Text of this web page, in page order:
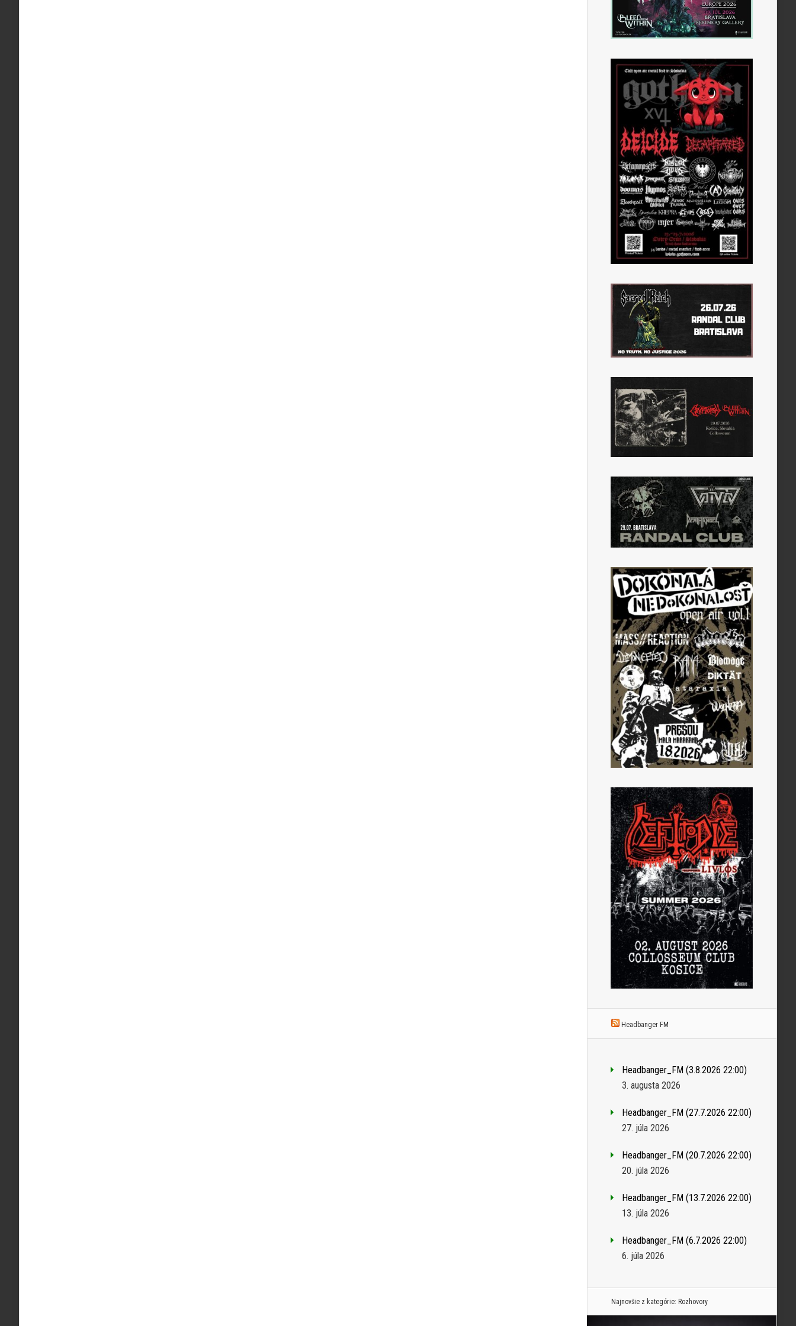
Headbanger FM
Headbanger_FM (3.8.2026 22:00)
3. augusta 2026
Headbanger_FM (27.7.2026 22:00)
27. júla 2026
Headbanger_FM (20.7.2026 22:00)
20. júla 2026
Headbanger_FM (13.7.2026 22:00)
13. júla 2026
Headbanger_FM (6.7.2026 22:00)
6. júla 2026
Najnovšie z kategórie: Rozhovory